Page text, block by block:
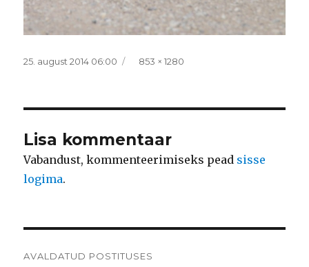
Postitatud
25. august 2014 06:00 Täissuurus
853 × 1280
Lisa kommentaar
Vabandust, kommenteerimiseks pead sisse
logima.
AVALDATUD POSTITUSES